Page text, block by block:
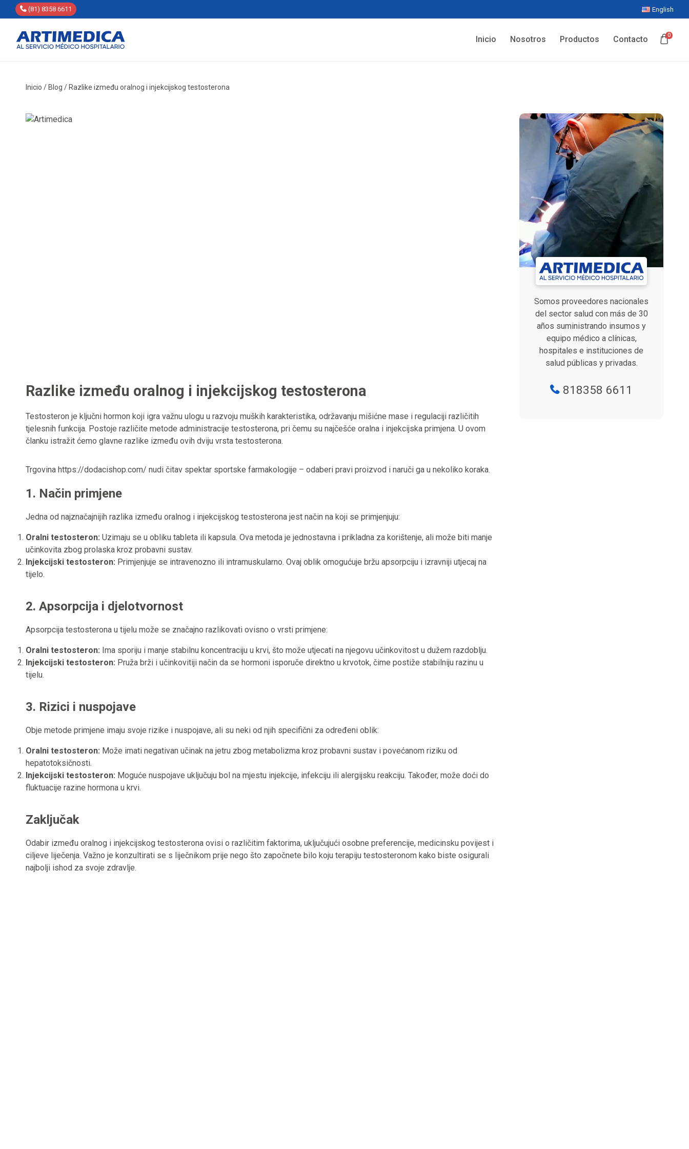
(81) 8358 6611 English
Inicio Nosotros Productos Contacto 0
Inicio / Blog / Razlike između oralnog i injekcijskog testosterona
Razlike između oralnog i injekcijskog testosterona
Testosteron je ključni hormon koji igra važnu ulogu u razvoju muških karakteristika, održavanju mišićne mase i regulaciji različitih
tjelesnih funkcija. Postoje različite metode administracije testosterona, pri čemu su najčešće oralna i injekcijska primjena. U ovom
članku istražit ćemo glavne razlike između ovih dviju vrsta testosterona.
Trgovina https://dodacishop.com/ nudi čitav spektar sportske farmakologije – odaberi pravi proizvod i naruči ga u nekoliko koraka.
1. Način primjene
Jedna od najznačajnijih razlika između oralnog i injekcijskog testosterona jest način na koji se primjenjuju:
Oralni testosteron: Uzimaju se u obliku tableta ili kapsula. Ova metoda je jednostavna i prikladna za korištenje, ali može biti manje
učinkovita zbog prolaska kroz probavni sustav.
Injekcijski testosteron: Primjenjuje se intravenozno ili intramuskularno. Ovaj oblik omogućuje bržu apsorpciju i izravniji utjecaj na
tijelo.
2. Apsorpcija i djelotvornost
Apsorpcija testosterona u tijelu može se značajno razlikovati ovisno o vrsti primjene:
Oralni testosteron: Ima sporiju i manje stabilnu koncentraciju u krvi, što može utjecati na njegovu učinkovitost u dužem razdoblju.
Injekcijski testosteron: Pruža brži i učinkovitiji način da se hormoni isporuče direktno u krvotok, čime postiže stabilniju razinu u
tijelu.
3. Rizici i nuspojave
Obje metode primjene imaju svoje rizike i nuspojave, ali su neki od njih specifični za određeni oblik:
Oralni testosteron: Može imati negativan učinak na jetru zbog metabolizma kroz probavni sustav i povećanom riziku od
hepatotoksičnosti.
Injekcijski testosteron: Moguće nuspojave uključuju bol na mjestu injekcije, infekciju ili alergijsku reakciju. Također, može doći do
fluktuacije razine hormona u krvi.
Zaključak
Odabir između oralnog i injekcijskog testosterona ovisi o različitim faktorima, uključujući osobne preferencije, medicinsku povijest i
ciljeve liječenja. Važno je konzultirati se s liječnikom prije nego što započnete bilo koju terapiju testosteronom kako biste osigurali
najbolji ishod za svoje zdravlje.
Somos proveedores nacionales
del sector salud con más de 30
años suministrando insumos y
equipo médico a clínicas,
hospitales e instituciones de
salud públicas y privadas.
818358 6611